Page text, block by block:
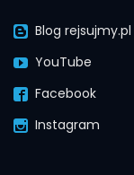
Blog rejsujmy.pl
YouTube
Facebook
Instagram